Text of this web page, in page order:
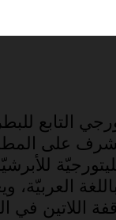
التابع
على
اللاتين في